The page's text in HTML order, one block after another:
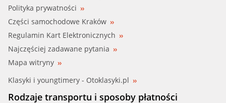
INTER (75180)
KW (580 194)
MAHLE (TI 132 92D)
METZGER (4006008)
Polityka prywatności
Części samochodowe Kraków
Regulamin Kart Elektronicznych
Najczęściej zadawane pytania
Mapa witryny
Klasyki i youngtimery - Otoklasyki.pl
Rodzaje transportu i sposoby płatności